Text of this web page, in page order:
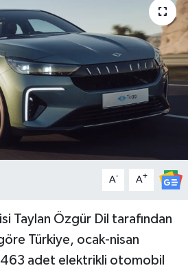
A- A+
Taylan Özgür Dil tarafından
Türkiye, ocak-nisan
adet elektrikli otomobil